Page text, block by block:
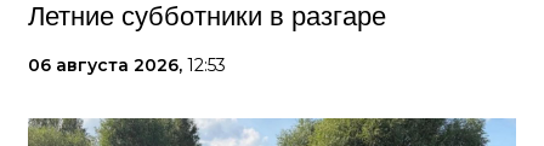
Летние субботники в разгаре
06 августа 2026, 12:53